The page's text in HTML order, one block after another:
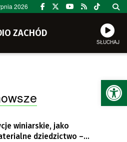
2026
ZACHÓD
SŁUCHAJ
winiarskie, jako
dziedzictwo –